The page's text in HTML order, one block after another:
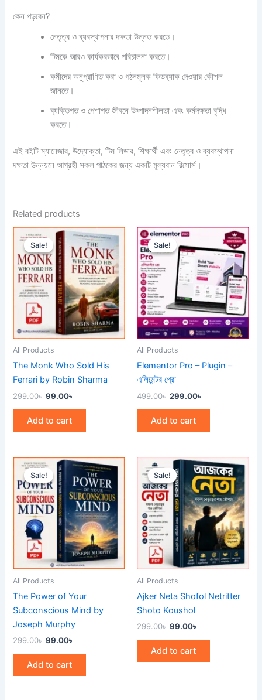
কেন পড়বেন?
নেতৃত্ব ও ব্যবস্থাপনার দক্ষতা উন্নত করতে।
টিমকে আরও কার্যকরভাবে পরিচালনা করতে।
কর্মীদের অনুপ্রাণিত করা ও গঠনমূলক ফিডব্যাক দেওয়ার কৌশল
জানতে।
ব্যক্তিগত ও পেশাগত জীবনে উৎপাদনশীলতা এবং কর্মদক্ষতা বৃদ্ধি
করতে।
এই বইটি ম্যানেজার, উদ্যোক্তা, টিম লিডার, শিক্ষার্থী এবং নেতৃত্ব ও ব্যবস্থাপনা
দক্ষতা উন্নয়নে আগ্রহী সকল পাঠকের জন্য একটি মূল্যবান রিসোর্স।
Related products
Sale!
Sale!
All Products
The Monk Who Sold His
Ferrari by Robin Sharma
299.00৳
Original
price
was:
299.00৳ .
99.00৳
Current
price
is:
99.00৳ .
Add to cart
Sale!
Sale!
All Products
Elementor Pro – Plugin –
এলিমেন্টর প্রো
499.00৳
Original
price
was:
499.00৳ .
299.00৳
Current
is:
299.00৳ .
Add to cart
Sale!
Sale!
All Products
The Power of Your
Subconscious Mind by
Joseph Murphy
299.00৳
Original
price
was:
299.00৳ .
99.00৳
Current
price
is:
99.00৳ .
Add to cart
Sale!
Sale!
All Products
Ajker Neta Shofol Netritter
Shoto Koushol
299.00৳
Original
price
was:
299.00৳ .
99.00৳
Current
price
is:
99.00৳ .
Add to cart